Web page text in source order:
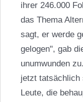
ihrer 246.000
das Thema
sagt, er werde
gelogen", gab
unumwunden
jetzt tatsächlich
Leute, die